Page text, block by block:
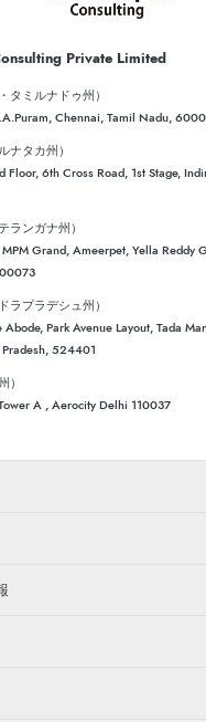
Private Limited
タミルナドゥ州）
Chennai, Tamil Nadu,
ナタカ州）
Floor, 6th Cross Road, 1st Stage,
ランガナ州）
Grand, Ameerpet, Yella Reddy
ラプラデシュ州）
Park Avenue Layout, Tada
524401
）
A , Aerocity Delhi 110037